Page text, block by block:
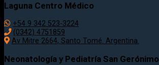
Laguna Centro Médico
+54 9 342 523-3224
(0342) 4751859
Av Mitre 2664, Santo Tomé. Argentina.
Neonatología y Pediatría San Gerónimo